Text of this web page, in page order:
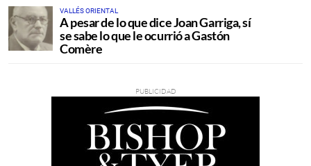
VALLÉS ORIENTAL
A pesar de lo que dice Joan Garriga, sí
se sabe lo que le ocurrió a Gastón
Comère